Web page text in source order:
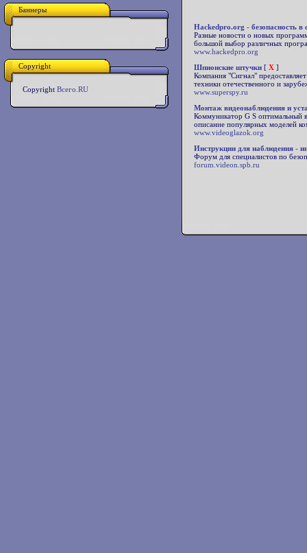
Баннеры
Copyright
Copyright Всего.RU
Hackedpro.org - безопасность в
Разные новости о новых
большой выбор различных
www.hackedpro.org
Шпионские штучки [ X ]
Компания "Сигнал"
техники отечественного и
www.superspy.ru
Монтаж видеонаблюдения и
Коммуникатор G S оптимальный
описание популярных моделей
www.videoglazok.org
Инструкции для наблюдения -
Форум для специалистов по
forum.videon.spb.ru